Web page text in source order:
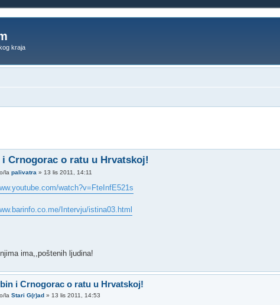
kraja
Crnogorac o ratu u Hrvatskoj!
lapalivatra » 13 lis 2011, 14:11
watch?v=FteInfE521s
Intervju/istina03.html
ima,,poštenih ljudina!
i Crnogorac o ratu u Hrvatskoj!
laStari G(r)ad » 13 lis 2011, 14:53